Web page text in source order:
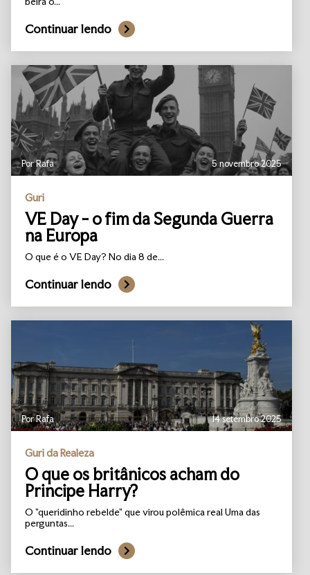
Continuar lendo
Por Rafa 5 novembro 2025
Guri
VE Day - o fim da Segunda Guerra
na Europa
O que é o VE Day? No dia 8 de...
Continuar lendo
Por Rafa 14 setembro 2025
Guri da Realeza
O que os britânicos acham do
Principe Harry?
O "queridinho rebelde" que virou polêmica real Uma das
perguntas...
Continuar lendo